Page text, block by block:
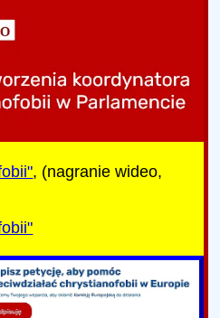
, (nagranie wideo,